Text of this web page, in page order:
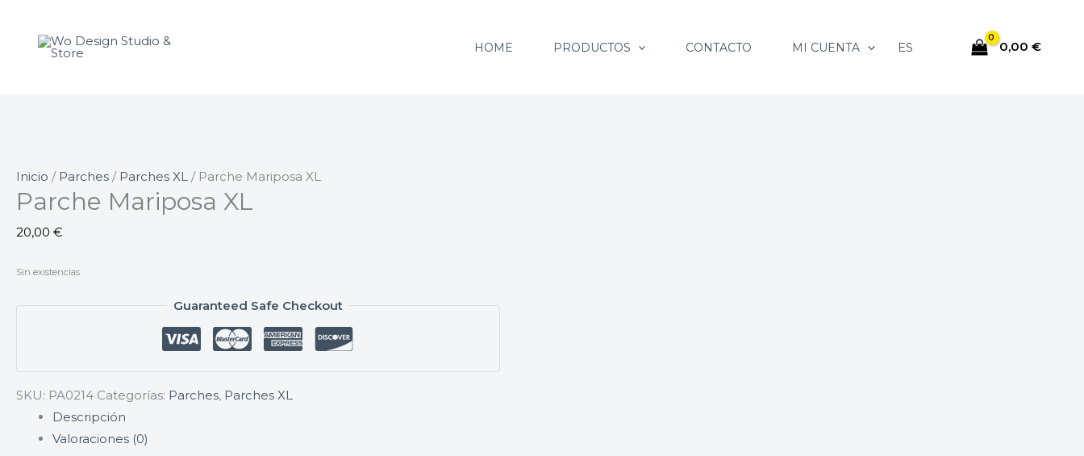
contenido
HOME PRODUCTOS CONTACTO MI CUENTA ES 0,00€
Inicio / Parches / Parches XL / Parche Mariposa XL
Parche Mariposa XL
20,00 €
Sin existencias
Guaranteed Safe Checkout
SKU: PA0214 Categorías: Parches, Parches XL
Descripción
Valoraciones (0)